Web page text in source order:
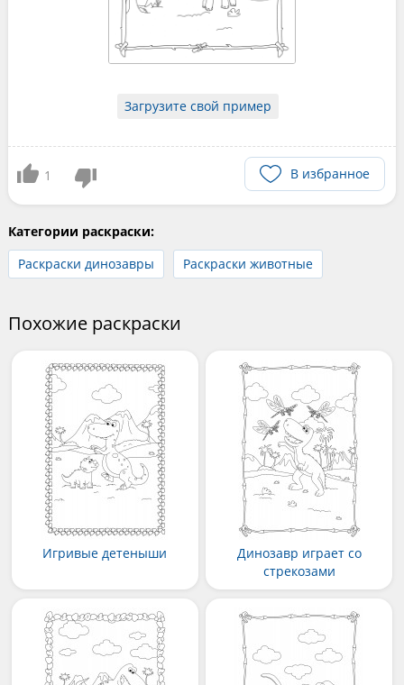
Загрузите свой пример
1 В избранное
Категории раскраски:
Раскраски динозавры
Раскраски животные
Похожие раскраски
Игривые детеныши
Динозавр играет со
стрекозами